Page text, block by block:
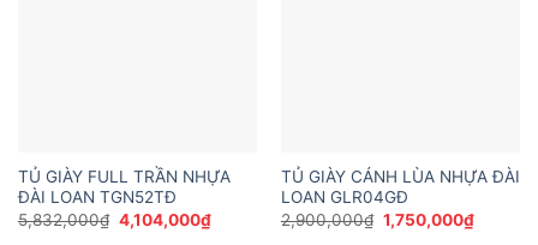
TỦ GIÀY FULL TRẦN NHỰA
ĐÀI LOAN TGN52TĐ
5,832,000₫ Giá
gốc
4,104,000₫Giá
hiện
TỦ GIÀY CÁNH LÙA NHỰA ĐÀI
LOAN GLR04GĐ
2,900,000₫ Giá
gốc
1,750,000₫Giá
hiện